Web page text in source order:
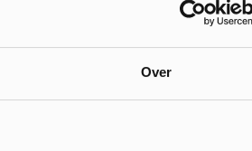
Over
vloeren eenvoudig digitaal in je eigen
hoe het staat. Zo maak je sneller